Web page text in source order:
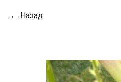
Назад